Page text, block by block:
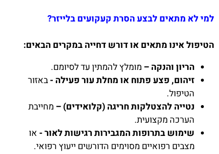
למי לא מתאים לבצע הסרת קעקועים בלייזר?
הטיפול אינו מתאים או דורש דחייה במקרים הבאים:
הריון והנקה – מומלץ להמתין עד לסיומם.
זיהום, פצע פתוח או מחלת עור פעילה -באזור
הטיפול.
נטייה להצטלקות חריגה (קלואידים) – מחייבת
הערכה מקצועית.
שימוש בתרופות המגבירות רגישות לאור - או
מצבים רפואיים מסוימים הדורשים ייעוץ רפואי.